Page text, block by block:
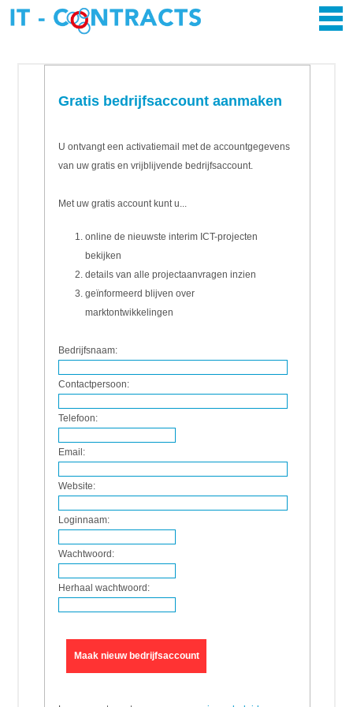
Gratis bedrijfsaccount aanmaken
U ontvangt een activatiemail met de accountgegevens
van uw gratis en vrijblijvende bedrijfsaccount.
Met uw gratis account kunt u...
online de nieuwste interim ICT-projecten
bekijken
details van alle projectaanvragen inzien
geïnformeerd blijven over
marktontwikkelingen
Bedrijfsnaam:
Contactpersoon:
Telefoon:
Email:
Website:
Loginnaam:
Wachtwoord:
Herhaal wachtwoord:
Maak nieuw bedrijfsaccount